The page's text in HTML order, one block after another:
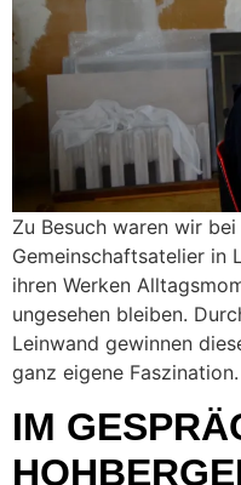
Zu Besuch waren wir
Gemeinschaftsatelier in
ihren Werken
ungesehen bleiben.
Leinwand gewinnen
ganz eigene Faszination.
IM